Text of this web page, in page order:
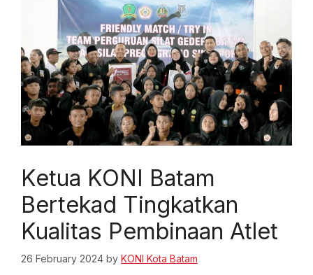
Ketua KONI Batam
Bertekad Tingkatkan
Kualitas Pembinaan Atlet
26 February 2024 by KONI Kota Batam